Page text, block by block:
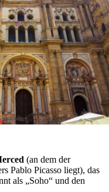
(an dem der
Pablo Picasso liegt), das
als „Soho“ und den